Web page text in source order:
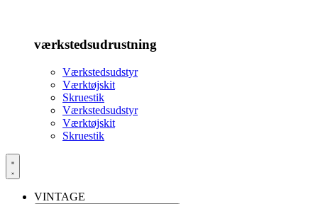
værkstedsudrustning
Værkstedsudstyr
Værktøjskit
Skruestik
Værkstedsudstyr
Værktøjskit
Skruestik
VINTAGE